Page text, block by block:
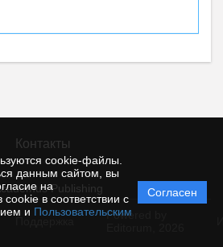
cookie-файлы.
данным сайтом, вы
на
в соответствии с
и Пользовательским
Согласен
Контакты
Publishing
Powered by